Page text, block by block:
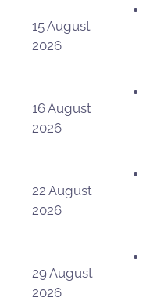
15 August
2026
16 August
2026
22 August
2026
29 August
2026